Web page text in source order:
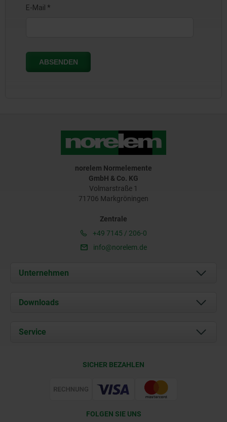
norelem Normelemente
GmbH & Co. KG
Volmarstraße 1
71706 Markgröningen
Zentrale
+49 7145 / 206-0
info@norelem.de
Unternehmen
Über uns
Karriere
Downloads
Dokumente
Service
Web Support
SICHER BEZAHLEN
FOLGEN SIE UNS